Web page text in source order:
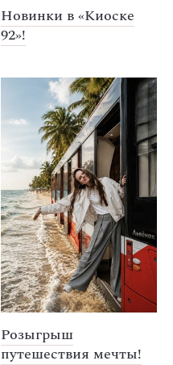
Новинки в «Киоске
92»!
Розыгрыш
путешествия мечты!